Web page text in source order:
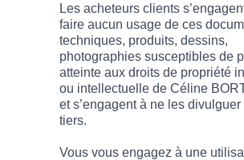
Les acheteurs clients
faire aucun usage de ces
techniques, produits, dessins,
photographies susceptibles de
atteinte aux droits de propriété
ou intellectuelle de Céline
et s’engagent à ne les divulguer
tiers.
Vous vous engagez à une